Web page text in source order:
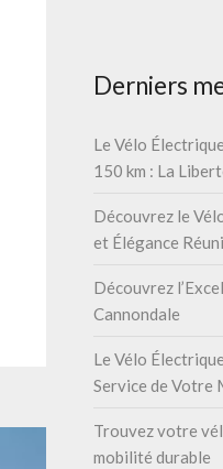
Derniers
Le Vélo
150 km : La
Découvrez le
et Élégance
Découvrez
Cannondale
Le Vélo
Service de Votre
Trouvez votre
mobilité durable